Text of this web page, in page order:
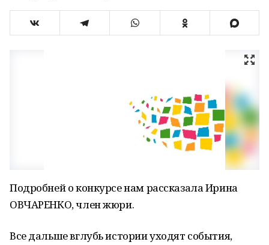
Подробней о конкурсе нам рассказала Ирина
ОВЧАРЕНКО, член жюри.
Все дальше вглубь истории уходят события,